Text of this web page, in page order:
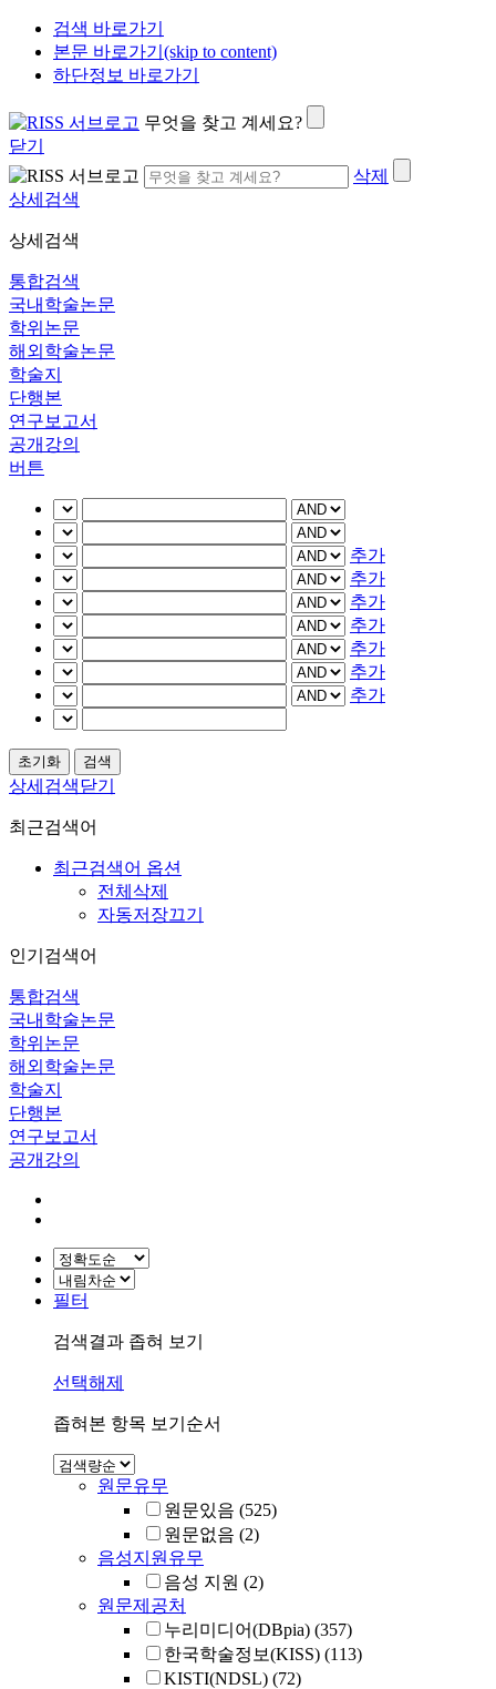
검색 바로가기
본문 바로가기(skip to content)
하단정보 바로가기
무엇을 찾고 계세요?
닫기
삭제
상세검색
상세검색
통합검색
국내학술논문
학위논문
해외학술논문
학술지
단행본
연구보고서
공개강의
버튼
추가
추가
추가
추가
추가
추가
추가
상세검색닫기
최근검색어
최근검색어 옵션
전체삭제
자동저장끄기
인기검색어
통합검색
국내학술논문
학위논문
해외학술논문
학술지
단행본
연구보고서
공개강의
필터
검색결과 좁혀 보기
선택해제
좁혀본 항목 보기순서
원문유무
원문있음 (525)
원문없음 (2)
음성지원유무
음성 지원 (2)
원문제공처
누리미디어(DBpia) (357)
한국학술정보(KISS) (113)
KISTI(NDSL) (72)